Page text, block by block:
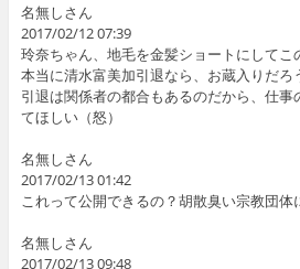
名無しさん
2017/02/12 07:39
玲奈ちゃん、地毛を金髪ショートにして
本当に清水富美加引退なら、お蔵入りだろ
引退は関係者の都合もあるのだから、仕事
てほしい（怒）
名無しさん
2017/02/13 01:42
これって公開できるの？胡散臭い宗教団体
名無しさん
2017/02/13 09:48